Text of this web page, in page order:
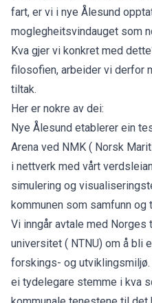
fart, er vi i nye Ålesund
moglegheitsvindauget som
Kva gjer vi konkret med
filosofien, arbeider vi derfor
tiltak.
Her er nokre av dei:
Nye Ålesund etablerer ein
Arena ved NMK ( Norsk
i nettverk med vårt
simulering og
kommunen som samfunn og
Vi inngår avtale med
universitet ( NTNU) om å bli
forskings- og
ei tydelegare stemme i kva